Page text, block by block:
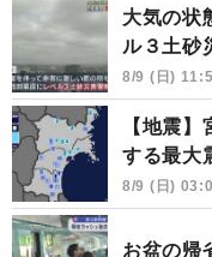
大気の状
ル３土砂
8/9 (日)
【地震
する最大
8/9 (日)
お盆の帰